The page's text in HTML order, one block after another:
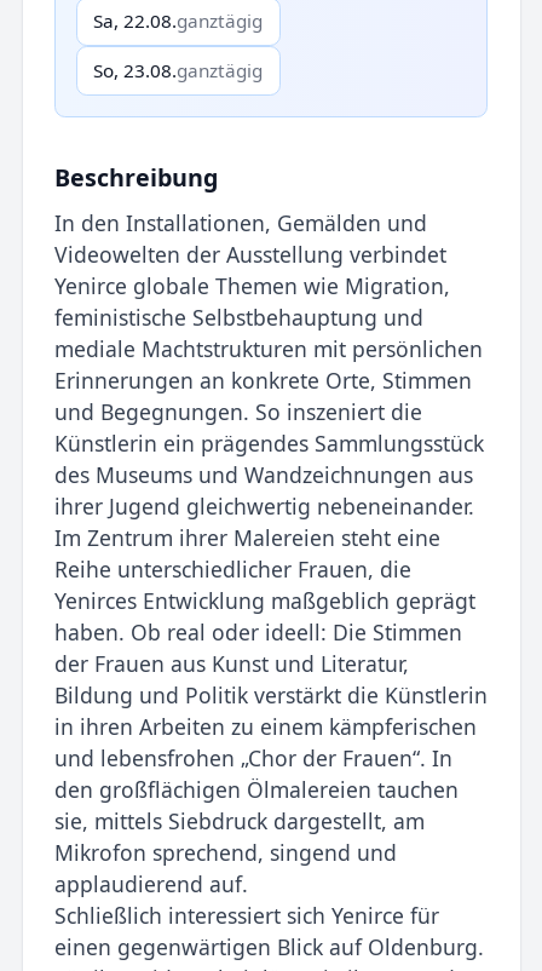
Sa, 22.08.ganztägig
So, 23.08.ganztägig
Beschreibung
In den Installationen, Gemälden und
Videowelten der Ausstel­lung verbindet
Yenirce globale Themen wie Migration,
feministi­sche Selbstbehauptung und
mediale Machtstrukturen mit per­sönlichen
Erinnerungen an konkrete Orte, Stimmen
und Begeg­nungen. So inszeniert die
Künstlerin ein prägendes Sammlungsstü­ck
des Museums und Wandzeichnungen aus
ihrer Jugend gleichwertig nebeneinander.
Im Zentrum ihrer Malereien steht eine
Reihe unterschiedlicher Frauen, die
Yenirces Entwicklung maßgeblich geprägt
haben. Ob real oder ideell: Die Stimmen
der Frauen aus Kunst und Litera­tur,
Bildung und Politik verstärkt die Künstlerin
in ihren Arbeiten zu einem kämpferischen
und lebensfrohen „Chor der Frauen“. In
den großflächigen Ölmalereien tauchen
sie, mittels Siebdruck dargestellt, am
Mikrofon sprechend, singend und
applaudierend auf.
Schließlich interessiert sich Yenirce für
einen gegenwärtigen Blick auf Oldenburg.